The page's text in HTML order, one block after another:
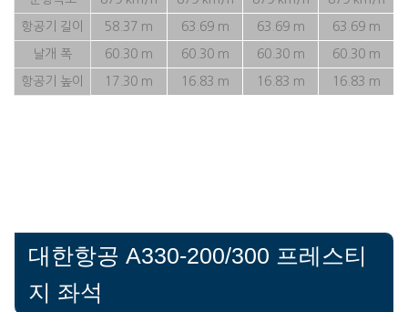
항공기 길이 58.37 m 63.69 m 63.69 m 63.69 m
날개 폭 60.30 m 60.30 m 60.30 m 60.30 m
항공기 높이 17.30 m 16.83 m 16.83 m 16.83 m
대한항공 A330-200/300 프레스티
지 좌석